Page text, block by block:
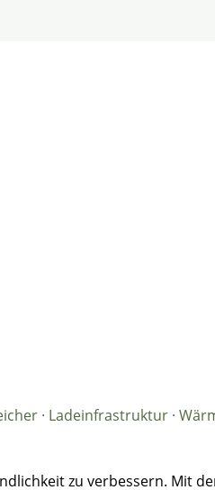
· Ladeinfrastruktur ·
zu verbessern. Mit